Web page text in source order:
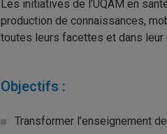
Les initiatives de l’UQAM en
production de connaissances,
toutes leurs facettes et dans leur
Objectifs :
Transformer l’enseignement